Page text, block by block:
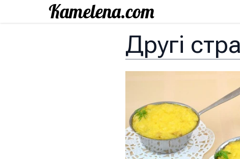
Другі